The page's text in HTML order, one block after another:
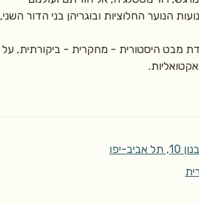
יפו